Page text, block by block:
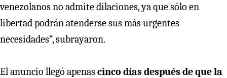
venezolanos no admite dilaciones, ya que sólo en
libertad podrán atenderse sus más urgentes
necesidades”, subrayaron.
El anuncio llegó apenascinco días después de que la